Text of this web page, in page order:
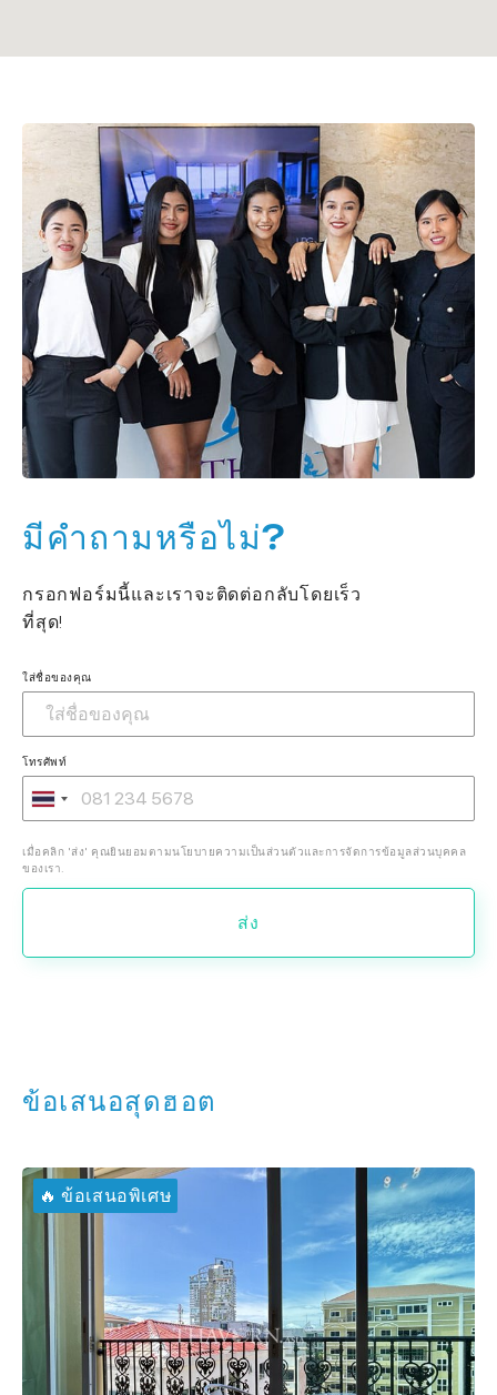
มีคำถามหรือไม่?
กรอกฟอร์มนี้และเราจะติดต่อกลับโดยเร็ว
ที่สุด!
ใส่ชื่อของคุณ
โทรศัพท์
เมื่อคลิก 'ส่ง' คุณยินยอมตามนโยบายความเป็นส่วนตัวและการจัดการข้อมูลส่วนบุคคล
ของเรา.
ส่ง
ข้อเสนอสุดฮอต
🔥 ข้อเสนอพิเศษ